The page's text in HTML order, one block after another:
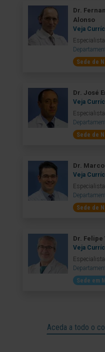
Dr.
Alonso
Veja
Especialista
Sede de
Dr. José
Veja
Especialista
Sede de
Dr.
Veja
Especialista
Sede de
Dr.
Veja
Especialista
Sede em
Aceda a todo o